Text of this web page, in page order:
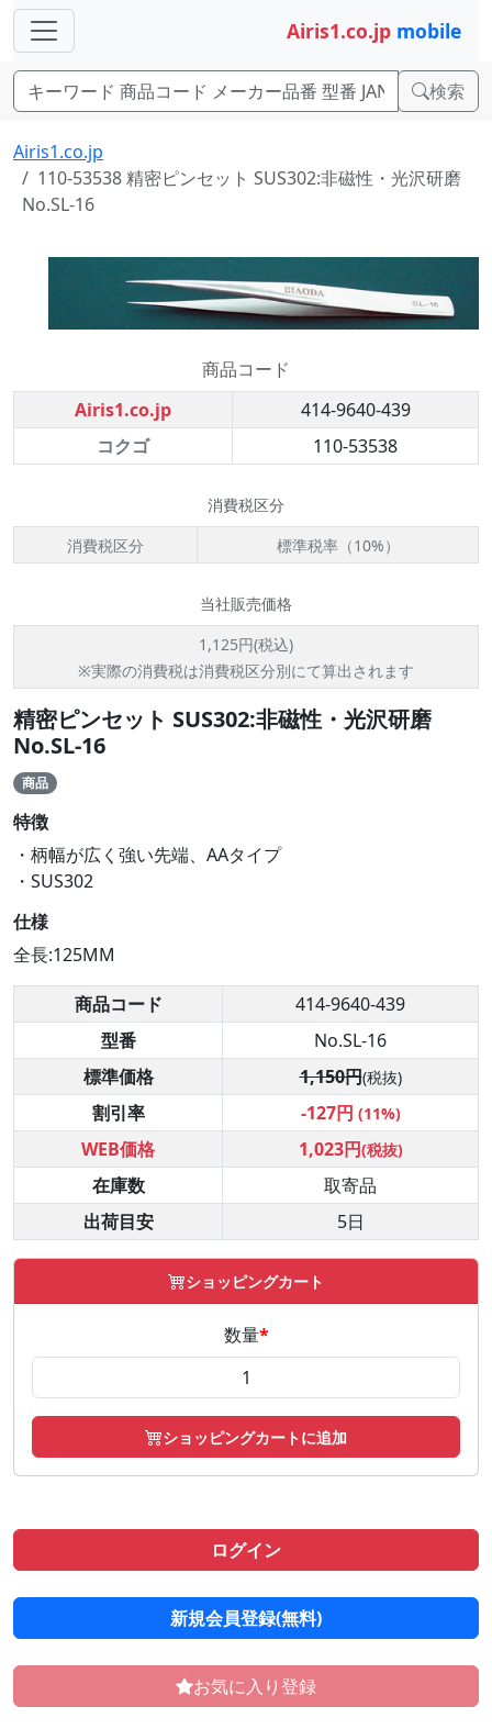
Airis1.co.jp mobile
検索
Airis1.co.jp
110-53538 精密ピンセット SUS302:非磁性・光沢研磨
No.SL-16
商品コード
Airis1.co.jp
414-9640-439
コクゴ
110-53538
消費税区分
消費税区分
標準税率（10%）
当社販売価格
1,125円(税込)
※実際の消費税は消費税区分別にて算出されます
精密ピンセット SUS302:非磁性・光沢研磨
No.SL-16
商品
特徴
・柄幅が広く強い先端、AAタイプ
・SUS302
仕様
全長:125MM
商品コード
414-9640-439
型番
No.SL-16
標準価格
1,150円(税抜)
割引率 -127円 (11%)
WEB価格 1,023円(税抜)
在庫数
取寄品
出荷目安
5日
ショッピングカート
数量*
ショッピングカートに追加
ログイン
新規会員登録(無料)
お気に入り登録